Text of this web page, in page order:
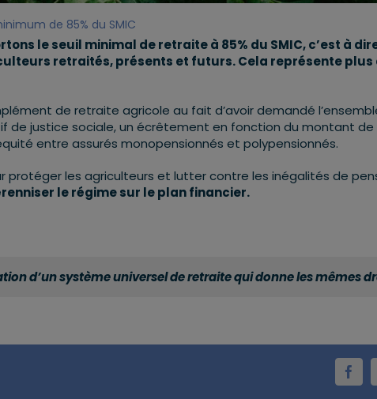
de 85% du SMIC
le seuil minimal de retraite à 85% du SMIC, c’est à
retraités, présents et futurs. Cela représente plus
de retraite agricole au fait d’avoir demandé
de justice sociale, un écrêtement en fonction du montant
entre assurés monopensionnés et polypensionnés.
protéger les agriculteurs et lutter contre les inégalités de
le régime sur le plan financier.
d’un système universel de retraite qui donne les mêmes